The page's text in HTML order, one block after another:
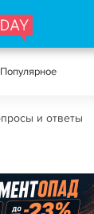
Популярное
и ответы